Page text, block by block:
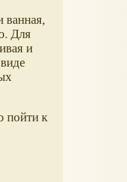
Для
и
пойти к